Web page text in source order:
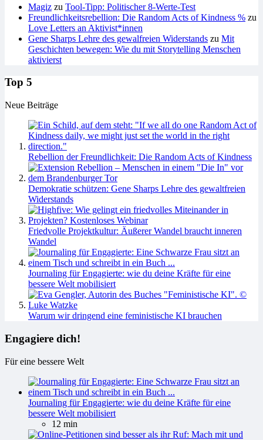
Magiz zu Tool-Tipp: Politischer 8-Werte-Test
Freundlichkeitsrebellion: Die Random Acts of Kindness % zu
Love Letters an Aktivist*innen
Gene Sharps Lehre des gewalfreien Widerstands zu Mit
Geschichten bewegen: Wie du mit Storytelling Menschen
aktivierst
Top 5
Neue Beiträge
Rebellion der Freundlichkeit: Die Random Acts of Kindness
Demokratie schützen: Gene Sharps Lehre des gewaltfreien
Widerstands
Friedvolle Projektkultur: Äußerer Wandel braucht inneren
Wandel
Journaling für Engagierte: wie du deine Kräfte für eine
bessere Welt mobilisiert
Warum wir dringend eine feministische KI brauchen
Engagiere dich!
Für eine bessere Welt
Journaling für Engagierte: wie du deine Kräfte für eine
bessere Welt mobilisiert
12 min